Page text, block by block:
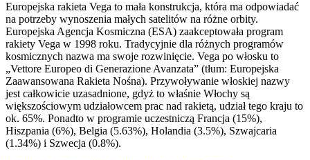
Europejska rakieta Vega to mała konstrukcja, która ma odpowiadać
na potrzeby wynoszenia małych satelitów na różne orbity.
Europejska Agencja Kosmiczna (ESA) zaakceptowała program
rakiety Vega w 1998 roku. Tradycyjnie dla różnych programów
kosmicznych nazwa ma swoje rozwinięcie. Vega po włosku to
„Vettore Europeo di Generazione Avanzata” (tłum: Europejska
Zaawansowana Rakieta Nośna). Przywoływanie włoskiej nazwy
jest całkowicie uzasadnione, gdyż to właśnie Włochy są
większościowym udziałowcem prac nad rakietą, udział tego kraju to
ok. 65%. Ponadto w programie uczestniczą Francja (15%),
Hiszpania (6%), Belgia (5.63%), Holandia (3.5%), Szwajcaria
(1.34%) i Szwecja (0.8%).